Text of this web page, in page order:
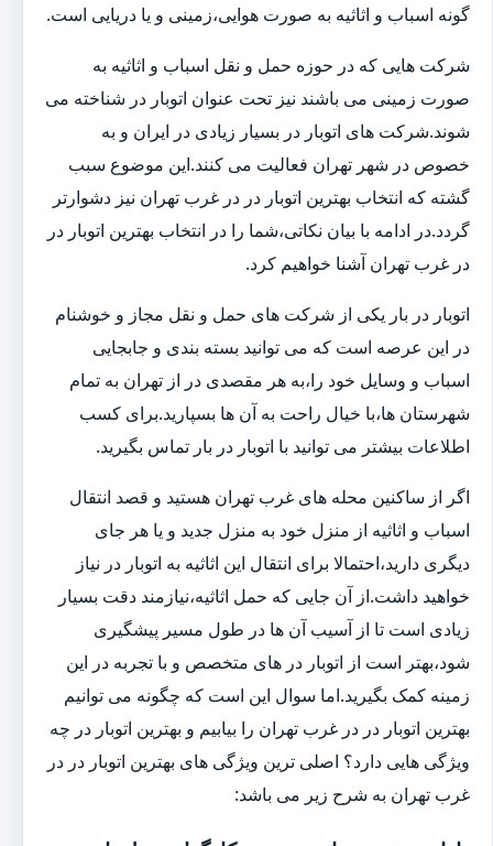
گونه اسباب و اثاثیه به صورت هوایی،زمینی و یا دریایی است.
شرکت هایی که در حوزه حمل و نقل اسباب و اثاثیه به
صورت زمینی می باشند نیز تحت عنوان اتوبار در شناخته می
شوند.شرکت های اتوبار در بسیار زیادی در ایران و به
خصوص در شهر تهران فعالیت می کنند.این موضوع سبب
گشته که انتخاب بهترین اتوبار در در غرب تهران نیز دشوارتر
گردد.در ادامه با بیان نکاتی،شما را در انتخاب بهترین اتوبار در
در غرب تهران آشنا خواهیم کرد.
اتوبار در بار یکی از شرکت های حمل و نقل مجاز و خوشنام
در این عرصه است که می توانید بسته بندی و جابجایی
اسباب و وسایل خود را،به هر مقصدی در از تهران به تمام
شهرستان ها،با خیال راحت به آن ها بسپارید.برای کسب
اطلاعات بیشتر می توانید با اتوبار در بار تماس بگیرید.
اگر از ساکنین محله های غرب تهران هستید و قصد انتقال
اسباب و اثاثیه از منزل خود به منزل جدید و یا هر جای
دیگری دارید،احتمالا برای انتقال این اثاثیه به اتوبار در نیاز
خواهید داشت.از آن جایی که حمل اثاثیه،نیازمند دقت بسیار
زیادی است تا از آسیب آن ها در طول مسیر پیشگیری
شود،بهتر است از اتوبار در های متخصص و با تجربه در این
زمینه کمک بگیرید.اما سوال این است که چگونه می توانیم
بهترین اتوبار در در غرب تهران را بیابیم و بهترین اتوبار در چه
ویژگی هایی دارد؟ اصلی ترین ویژگی های بهترین اتوبار در در
غرب تهران به شرح زیر می باشد: